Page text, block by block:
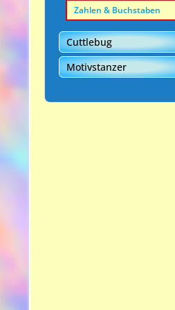
Zahlen & Buchstaben
Cuttlebug
Motivstanzer